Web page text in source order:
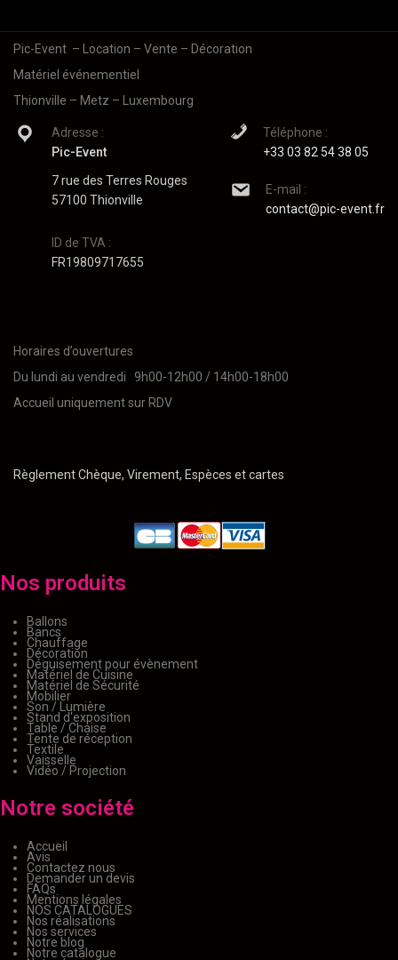
Pic-Event – Location – Vente – Décoration
Matériel événementiel
Thionville – Metz – Luxembourg
Adresse :
Pic-Event
7 rue des Terres Rouges
57100 Thionville
ID de TVA :
FR19809717655
Téléphone :
+33 03 82 54 38 05
E-mail :
contact@pic-event.fr
Horaires d’ouvertures
Du lundi au vendredi 9h00-12h00 / 14h00-18h00
Accueil uniquement sur RDV
Règlement Chèque, Virement, Espèces et cartes
Nos produits
Ballons
Bancs
Chauffage
Décoration
Déguisement pour évènement
Matériel de Cuisine
Matériel de Sécurité
Mobilier
Son / Lumière
Stand d'exposition
Table / Chaise
Tente de réception
Textile
Vaisselle
Vidéo / Projection
Notre société
Accueil
Avis
Contactez nous
Demander un devis
FAQs
Mentions légales
NOS CATALOGUES
Nos réalisations
Nos services
Notre blog
Notre catalogue